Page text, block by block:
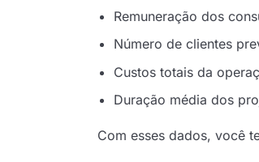
Remuneração dos
Número de clientes
Custos totais da
Duração média dos
Com esses dados, você